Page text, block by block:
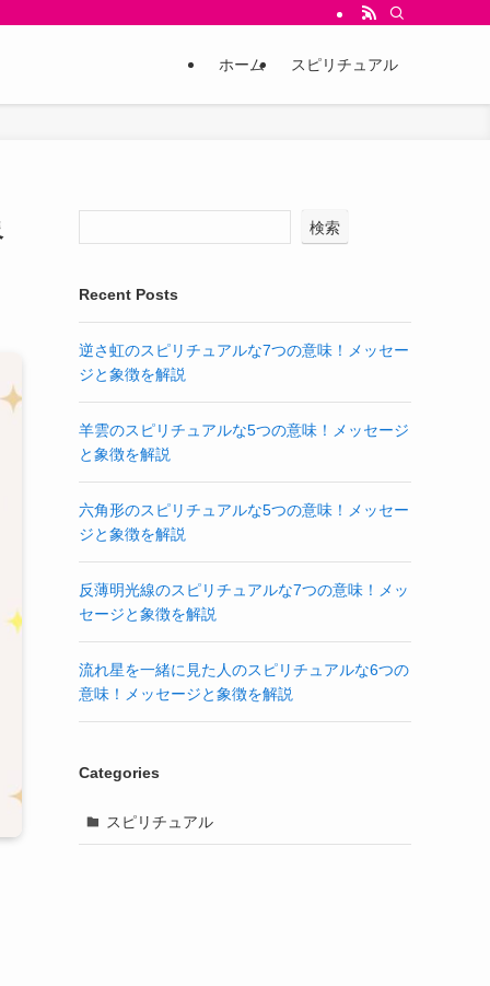
ホーム スピリチュアル
検索
Recent Posts
逆さ虹のスピリチュアルな7つの意味！メッセー
ジと象徴を解説
羊雲のスピリチュアルな5つの意味！メッセージ
と象徴を解説
六角形のスピリチュアルな5つの意味！メッセー
ジと象徴を解説
反薄明光線のスピリチュアルな7つの意味！メッ
セージと象徴を解説
流れ星を一緒に見た人のスピリチュアルな6つの
意味！メッセージと象徴を解説
Categories
スピリチュアル